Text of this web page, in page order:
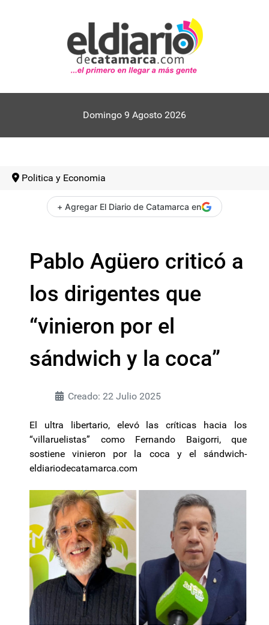
Domingo 9 Agosto 2026
Politica y Economia
+ Agregar El Diario de Catamarca en
Pablo Agüero criticó a
los dirigentes que
“vinieron por el
sándwich y la coca”
Creado: 22 Julio 2025
El ultra libertario, elevó las críticas hacia los
“villaruelistas” como Fernando Baigorri, que
sostiene vinieron por la coca y el sándwich-
eldiariodecatamarca.com